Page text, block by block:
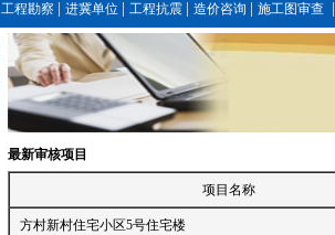
工程勘察 进冀单位 工程抗震 造价咨询 施工图审查
最新审核项目
项目名称
方村新村住宅小区5号住宅楼